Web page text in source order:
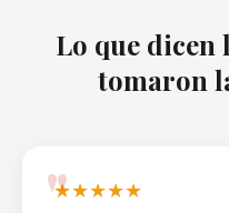
Lo que dicen
tomaron
★★★★★